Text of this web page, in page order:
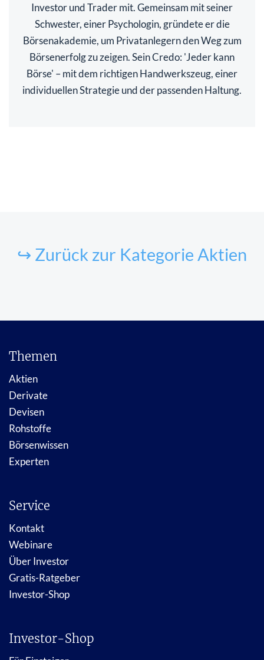
Investor und Trader mit. Gemeinsam mit seiner
Schwester, einer Psychologin, gründete er die
Börsenakademie, um Privatanlegern den Weg zum
Börsenerfolg zu zeigen. Sein Credo: 'Jeder kann
Börse' – mit dem richtigen Handwerkszeug, einer
individuellen Strategie und der passenden Haltung.
↪ Zurück zur Kategorie Aktien
Themen
Aktien
Derivate
Devisen
Rohstoffe
Börsenwissen
Experten
Service
Kontakt
Webinare
Über Investor
Gratis-Ratgeber
Investor-Shop
Investor-Shop